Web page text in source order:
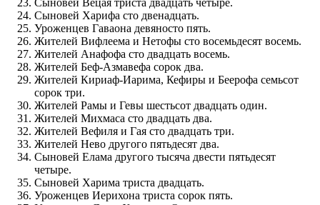
Сыновей Вецая триста двадцать четыре.
Сыновей Харифа сто двенадцать.
Уроженцев Гаваона девяносто пять.
Жителей Вифлеема и Нетофы сто восемьдесят восемь.
Жителей Анафофа сто двадцать восемь.
Жителей Беф-Азмавефа сорок два.
Жителей Кириаф-Иарима, Кефиры и Беерофа семьсот
сорок три.
Жителей Рамы и Гевы шестьсот двадцать один.
Жителей Михмаса сто двадцать два.
Жителей Вефиля и Гая сто двадцать три.
Жителей Нево другого пятьдесят два.
Сыновей Елама другого тысяча двести пятьдесят
четыре.
Сыновей Харима триста двадцать.
Уроженцев Иерихона триста сорок пять.